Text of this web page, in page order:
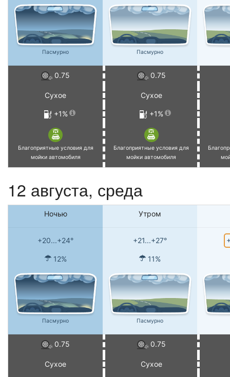
Пасмурно Пасмурно
0.75 0.75
Сухое Сухое
+1% +1%
Благоприятные условия для
мойки автомобиля
Благоприятные условия для
мойки автомобиля
12 августа, среда
Ночью Утром
+20...+24° +21...+27°
12% 11%
Пасмурно Пасмурно
0.75 0.75
Сухое Сухое